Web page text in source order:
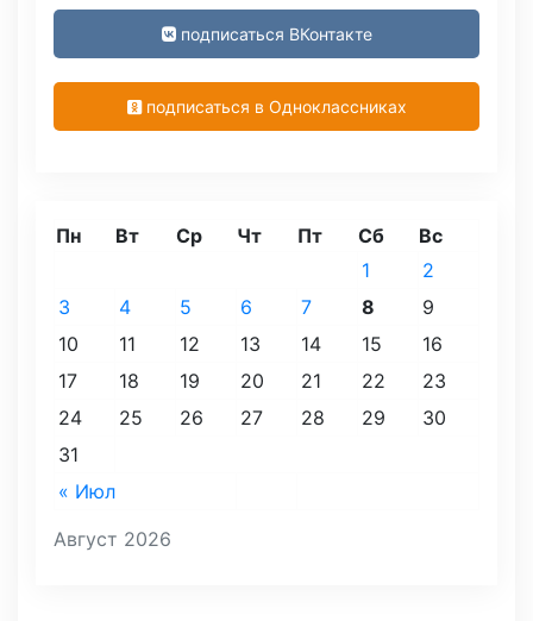
подписаться ВКонтакте
подписаться в Одноклассниках
Август 2026
Пн Вт Ср Чт Пт Сб Вс
« Июл
1
2
3
4 5 6 7 8
9
10
11 12 13 14 15
16
17
18 19 20 21 22
23
24
25 26 27 28 29
30
31